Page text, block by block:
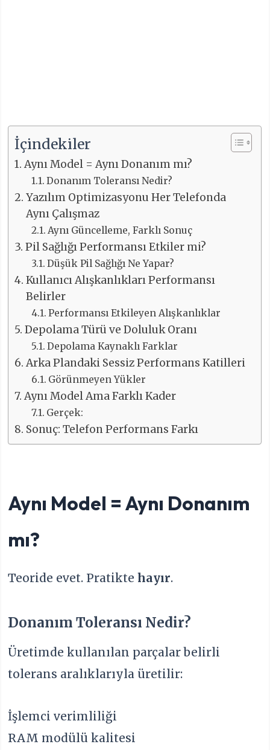
İçindekiler
Aynı Model = Aynı Donanım mı?
Donanım Toleransı Nedir?
Yazılım Optimizasyonu Her Telefonda
Aynı Çalışmaz
Aynı Güncelleme, Farklı Sonuç
Pil Sağlığı Performansı Etkiler mi?
Düşük Pil Sağlığı Ne Yapar?
Kullanıcı Alışkanlıkları Performansı
Belirler
Performansı Etkileyen Alışkanlıklar
Depolama Türü ve Doluluk Oranı
Depolama Kaynaklı Farklar
Arka Plandaki Sessiz Performans Katilleri
Görünmeyen Yükler
Aynı Model Ama Farklı Kader
Gerçek:
Sonuç: Telefon Performans Farkı
Aynı Model = Aynı Donanım
mı?
Teoride evet. Pratiktehayır.
Donanım Toleransı Nedir?
Üretimde kullanılan parçalar belirli
tolerans aralıklarıyla üretilir:
İşlemci verimliliği
RAM modülü kalitesi